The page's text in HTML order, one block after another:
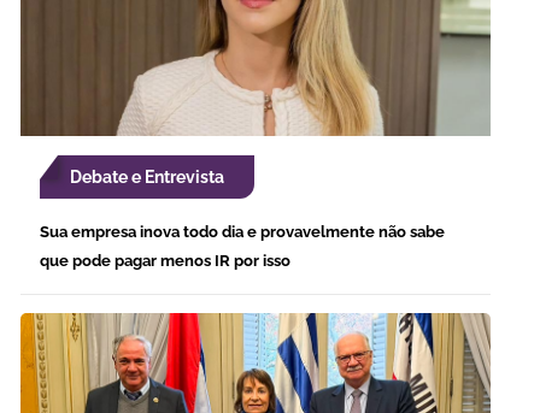
Debate e Entrevista
Sua empresa inova todo dia e provavelmente não sabe
que pode pagar menos IR por isso